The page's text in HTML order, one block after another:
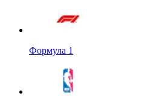
Формула 1